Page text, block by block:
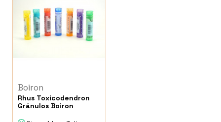
Boiron
Rhus Toxicodendron
Gránulos Boiron